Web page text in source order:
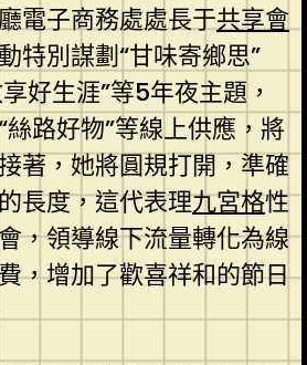
電子商務處處長于共享會
特別謀劃“甘味寄鄉思”
好生涯”等5年夜主題，
路好物”等線上供應，將
著，她將圓規打開，準確
長度，這代表理九宮格性
，領導線下流量轉化為線
，增加了歡喜祥和的節日